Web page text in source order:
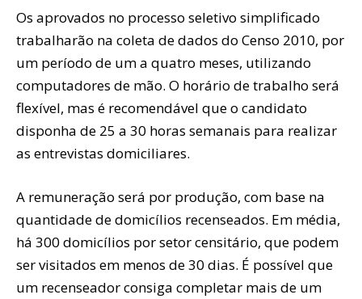
Os aprovados no processo seletivo simplificado
trabalharão na coleta de dados do Censo 2010, por
um período de um a quatro meses, utilizando
computadores de mão. O horário de trabalho será
flexível, mas é recomendável que o candidato
disponha de 25 a 30 horas semanais para realizar
as entrevistas domiciliares.
A remuneração será por produção, com base na
quantidade de domicílios recenseados. Em média,
há 300 domicílios por setor censitário, que podem
ser visitados em menos de 30 dias. É possível que
um recenseador consiga completar mais de um